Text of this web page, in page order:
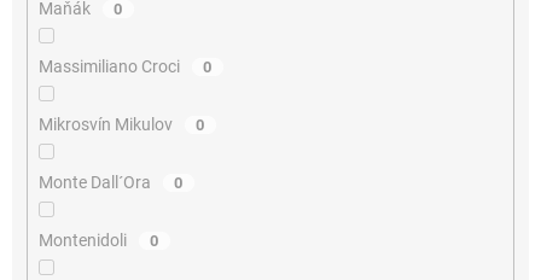
Maňák 0
Massimiliano Croci 0
Mikrosvín Mikulov 0
Monte Dall´Ora 0
Montenidoli 0